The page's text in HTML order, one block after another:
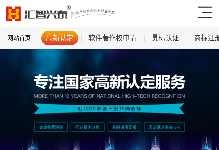
网站首页 高新认定 软件著作权申请 贯标认证 商标注